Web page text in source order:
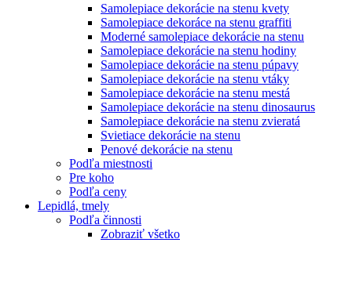
Samolepiace dekorácie na stenu kvety
Samolepiace dekoráce na stenu graffiti
Moderné samolepiace dekorácie na stenu
Samolepiace dekorácie na stenu hodiny
Samolepiace dekorácie na stenu púpavy
Samolepiace dekorácie na stenu vtáky
Samolepiace dekorácie na stenu mestá
Samolepiace dekorácie na stenu dinosaurus
Samolepiace dekorácie na stenu zvieratá
Svietiace dekorácie na stenu
Penové dekorácie na stenu
Podľa miestnosti
Pre koho
Podľa ceny
Lepidlá, tmely
Podľa činnosti
Zobraziť všetko